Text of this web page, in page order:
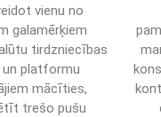
vienu no
galamērķiem
tirdzniecības
platformu
mācīties,
trešo pušu